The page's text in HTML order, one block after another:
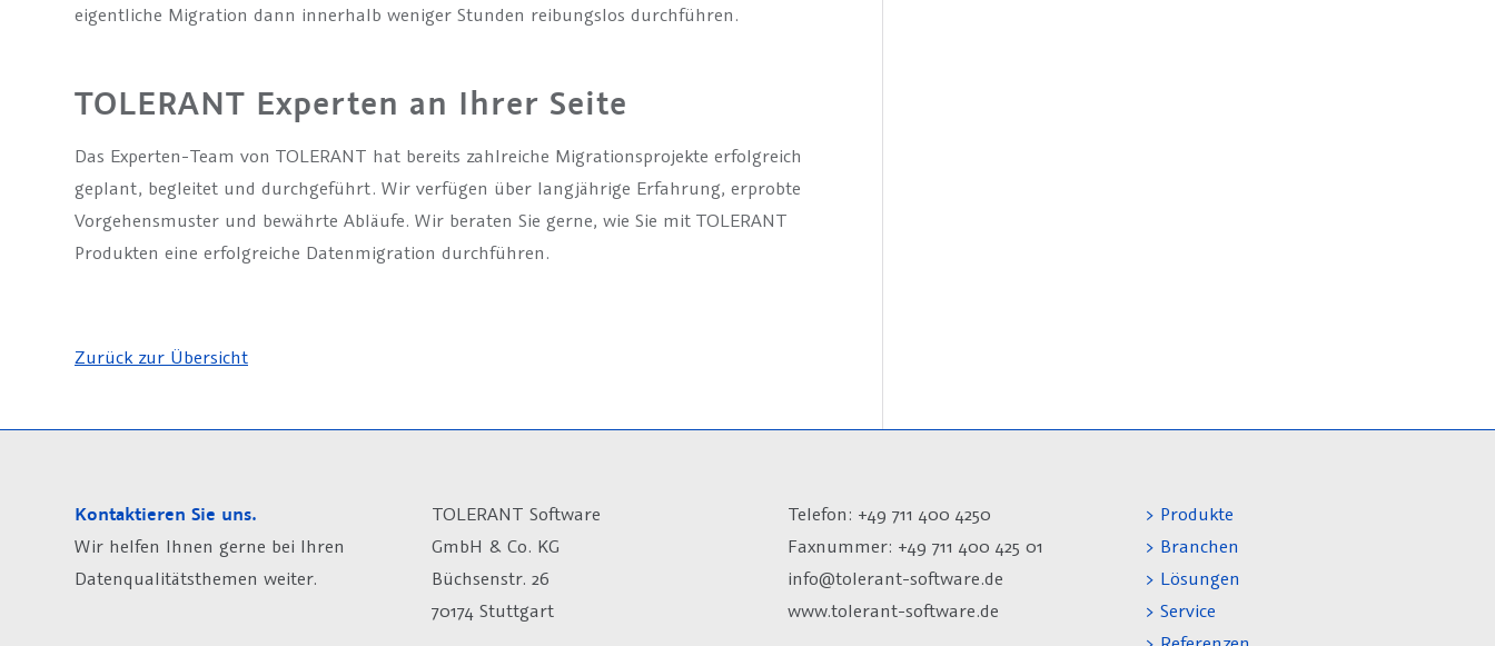
eigentliche Migration dann innerhalb weniger Stunden reibungslos durchführen.
TOLERANT Experten an Ihrer Seite
Das Experten-Team von TOLERANT hat bereits zahlreiche Migrationsprojekte erfolgreich
geplant, begleitet und durchgeführt. Wir verfügen über langjährige Erfahrung, erprobte
Vorgehensmuster und bewährte Abläufe. Wir beraten Sie gerne, wie Sie mit TOLERANT
Produkten eine erfolgreiche Datenmigration durchführen.
Zurück zur Übersicht
Kontaktieren Sie uns.
Wir helfen Ihnen gerne bei Ihren
Datenqualitätsthemen weiter.
TOLERANT Software
GmbH & Co. KG
Büchsenstr. 26
70174 Stuttgart
Telefon: +49 711 400 4250
Faxnummer: +49 711 400 425 01
info@tolerant-software.de
www.tolerant-software.de
> Produkte
> Branchen
> Lösungen
> Service